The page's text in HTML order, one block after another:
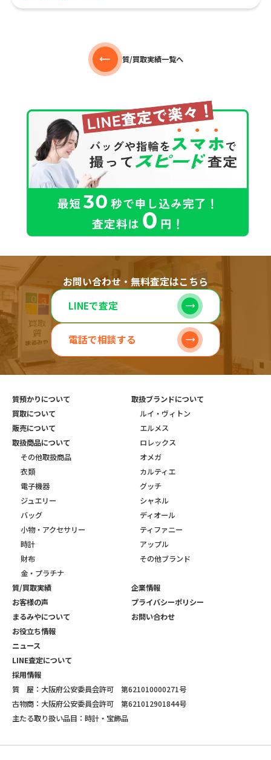
質/買取実績一覧へ
お問い合わせ・無料査定はこちら
LINEで査定
電話で相談する
質預かりについて
買取について
販売について
取扱商品について
その他取扱商品
衣類
電子機器
ジュエリー
バッグ
小物・アクセサリー
時計
財布
金・プラチナ
取扱ブランドについて
ルイ・ヴィトン
エルメス
ロレックス
オメガ
カルティエ
グッチ
シャネル
ディオール
ティファニー
アップル
その他ブランド
質/買取実績
お客様の声
まるみやについて
お役立ち情報
ニュース
LINE査定について
採用情報
企業情報
プライバシーポリシー
お問い合わせ
質 屋：大阪府公安委員会許可 第621010000271号
古物商：大阪府公安委員会許可 第621012901844号
主たる取り扱い品目：時計・宝飾品